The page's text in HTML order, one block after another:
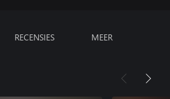
RECENSIES MEER